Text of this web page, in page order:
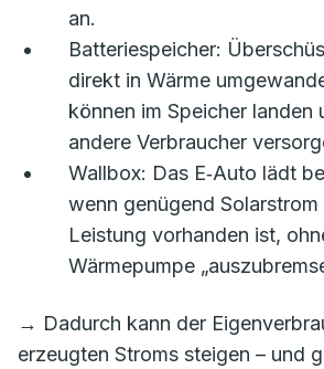
an.
Batteriespeicher:
direkt in Wärme
können im Speicher landen
andere Verbraucher
Wallbox: Das E‑Auto lädt
wenn genügend
Leistung vorhanden ist,
Wärmepumpe
→ Dadurch kann der
erzeugten Stroms steigen – und